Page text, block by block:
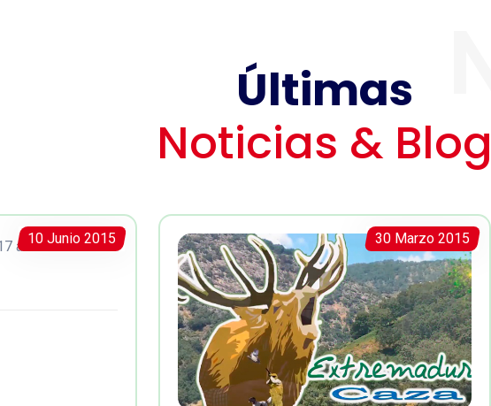
Últimas
Noticias & Blog
10 Junio 2015 30 Marzo 2015